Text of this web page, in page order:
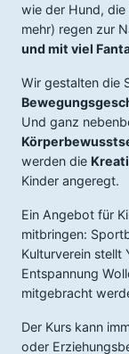
wie der Hund, die
mehr) regen zur
und mit viel
Wir gestalten die
Und ganz
werden die
Kinder angeregt.
Ein Angebot für
mitbringen:
Kulturverein stellt
Entspannung
mitgebracht
Der Kurs kann
oder